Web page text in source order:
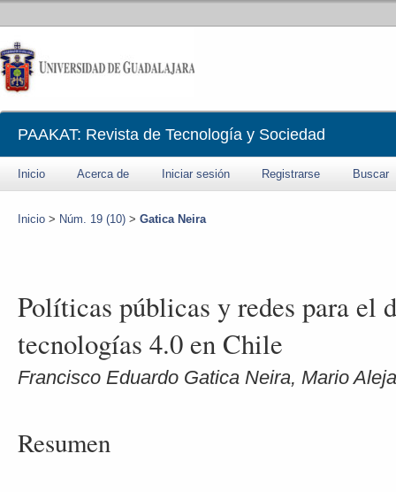
PAAKAT: Revista de Tecnología y Sociedad
Inicio Acerca de Iniciar sesión Registrarse Buscar
Inicio > Núm. 19 (10) > Gatica Neira
Políticas públicas y redes para el
tecnologías 4.0 en Chile
Francisco Eduardo Gatica Neira, Mario
Resumen